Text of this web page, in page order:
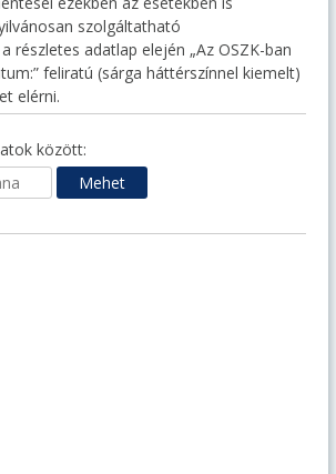
szolgáltatható
részletes adatlap elején „Az OSZK-ban
feliratú (sárga háttérszínnel kiemelt)
elérni.
között: